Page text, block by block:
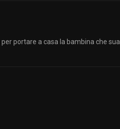
portare a casa la bambina che sua